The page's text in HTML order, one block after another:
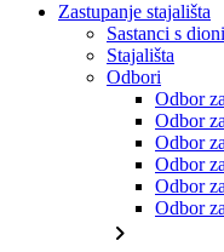
Zastupanje stajališta
Sastanci s
Stajališta
Odbori
Odbor
Odbor
Odbor
Odbor
Odbor
Odbor
chevron_right